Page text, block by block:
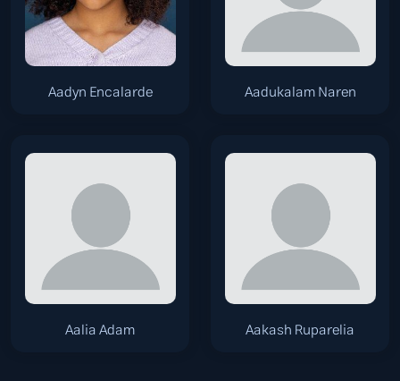
Aadukalam Naren
Aadyn Encalarde
Aakash Ruparelia
Aalia Adam